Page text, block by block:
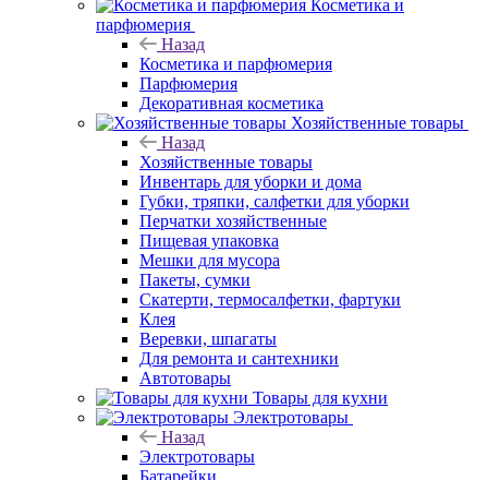
Косметика и
парфюмерия
Назад
Косметика и парфюмерия
Парфюмерия
Декоративная косметика
Хозяйственные товары
Назад
Хозяйственные товары
Инвентарь для уборки и дома
Губки, тряпки, салфетки для уборки
Перчатки хозяйственные
Пищевая упаковка
Мешки для мусора
Пакеты, сумки
Скатерти, термосалфетки, фартуки
Клея
Веревки, шпагаты
Для ремонта и сантехники
Автотовары
Товары для кухни
Электротовары
Назад
Электротовары
Батарейки